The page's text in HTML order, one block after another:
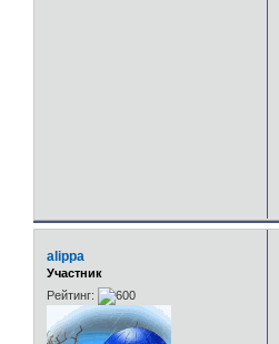
alippa
Участник
Рейтинг: